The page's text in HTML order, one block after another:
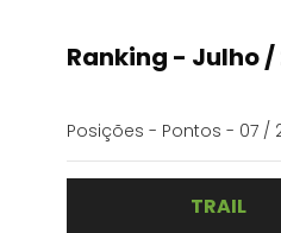
Ranking - Julho /
Posições - Pontos - 07 /
TRAIL